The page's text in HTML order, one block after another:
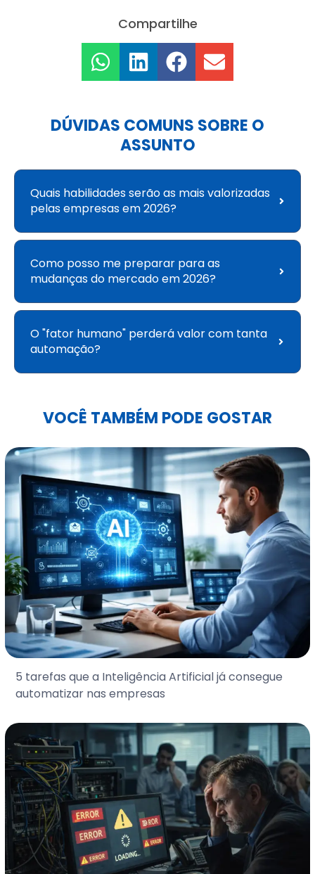
Compartilhe
DÚVIDAS COMUNS SOBRE O
ASSUNTO
Quais habilidades serão as mais valorizadas
pelas empresas em 2026?
Como posso me preparar para as
mudanças do mercado em 2026?
O "fator humano" perderá valor com tanta
automação?
VOCÊ TAMBÉM PODE GOSTAR
5 tarefas que a Inteligência Artificial já consegue
automatizar nas empresas